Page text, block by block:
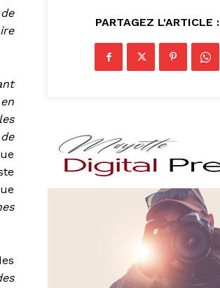
PARTAGEZ L'ARTICLE :